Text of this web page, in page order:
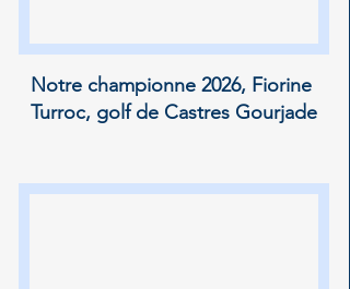
Notre championne 2026, Fiorine
Turroc, golf de Castres Gourjade